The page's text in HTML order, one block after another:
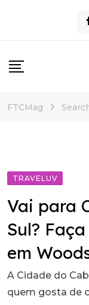
content
FTCMag
TRAVELUV
Vai para
Sul?
em
A Cidade do
quem gosta de